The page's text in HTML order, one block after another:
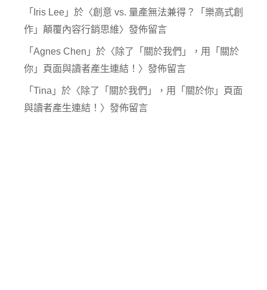
「 Iris Lee 」於〈創意 vs. 量產無法兼得？「樂高式創
作」顛覆內容行銷思維〉發佈留言
「 Agnes Chen 」於〈除了「關於我們」，用「關於
你」頁面與讀者產生連結！ 〉發佈留言
「 Tina 」於〈除了「關於我們」，用「關於你」頁面
與讀者產生連結！ 〉發佈留言